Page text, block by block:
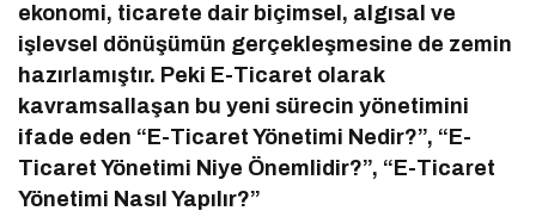
ekonomi, ticarete dair biçimsel, algısal ve
işlevsel dönüşümün gerçekleşmesine de zemin
hazırlamıştır. Peki E-Ticaret olarak
kavramsallaşan bu yeni sürecin yönetimini
ifade eden “E-Ticaret Yönetimi Nedir?”, “E-
Ticaret Yönetimi Niye Önemlidir?”, “E-Ticaret
Yönetimi Nasıl Yapılır?”